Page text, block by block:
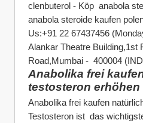
clenbuterol - Köp  anabola
anabola steroide kaufen
Us:+91 22 67437456
Alankar Theatre Building,1st
Road,Mumbai -  400004
Anabolika frei
testosteron erhöhen
Anabolika frei kaufen
Testosteron ist  das